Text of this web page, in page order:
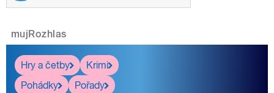
mujRozhlas
Hry a četby
Krimi
Pohádky
Pořady